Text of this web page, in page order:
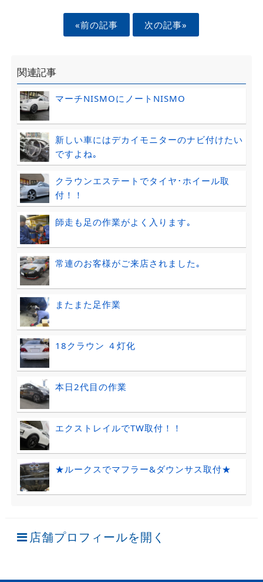
«前の記事 次の記事»
関連記事
マーチNISMOにノートNISMO
新しい車にはデカイモニターのナビ付けたい
ですよね｡
クラウンエステートでタイヤ･ホイール取
付！！
師走も足の作業がよく入ります｡
常連のお客様がご来店されました｡
またまた足作業
18クラウン ４灯化
本日2代目の作業
エクストレイルでTW取付！！
★ルークスでマフラー&ダウンサス取付★
店舗プロフィールを開く